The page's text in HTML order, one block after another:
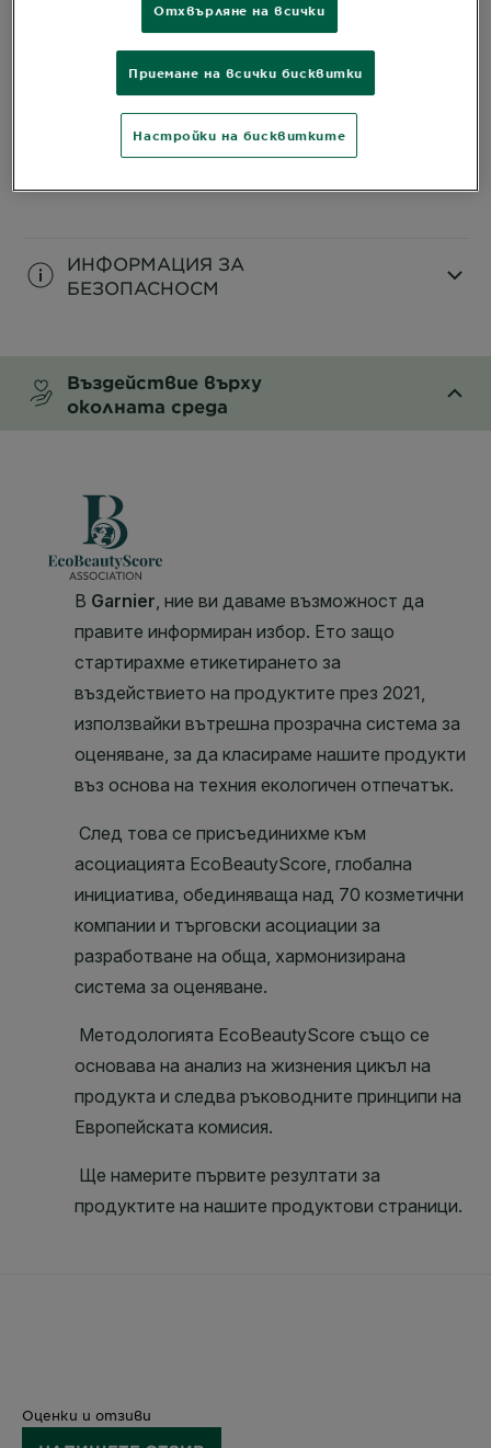
ИНФОРМАЦИЯ ЗА
CLOSE SUBPANEL
СЪСТАВ
ИНФОРМАЦИЯ ЗА
БЕЗОПАСНОСM
Въздействие върху
околната среда
Оценки и отзиви
Отхвърляне на всички
Приемане на всички бисквитки
Настройки на бисквитките